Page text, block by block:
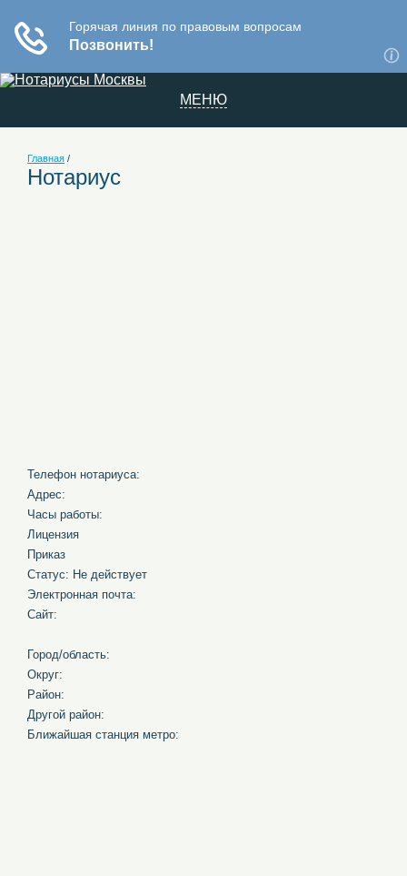
МЕНЮ
Главная /
Нотариус
Телефон нотариуса:
Адрес:
Часы работы:
Лицензия
Приказ
Статус: Не действует
Электронная почта:
Сайт:
Город/область:
Округ:
Район:
Другой район:
Ближайшая станция метро: